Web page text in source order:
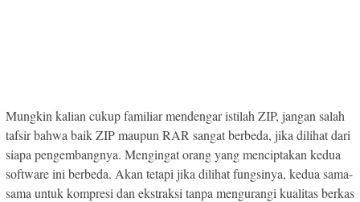
Mungkin kalian cukup familiar mendengar istilah ZIP, jangan salah
tafsir bahwa baik ZIP maupun RAR sangat berbeda, jika dilihat dari
siapa pengembangnya. Mengingat orang yang menciptakan kedua
software ini berbeda. Akan tetapi jika dilihat fungsinya, kedua sama-
sama untuk kompresi dan ekstraksi tanpa mengurangi kualitas berkas